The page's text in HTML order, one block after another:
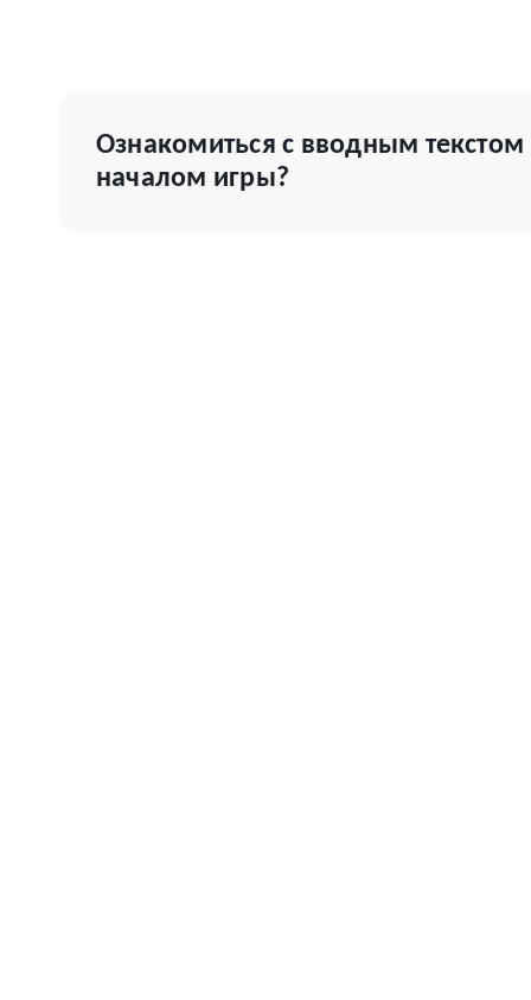
Ознакомиться с вводным
началом игры?